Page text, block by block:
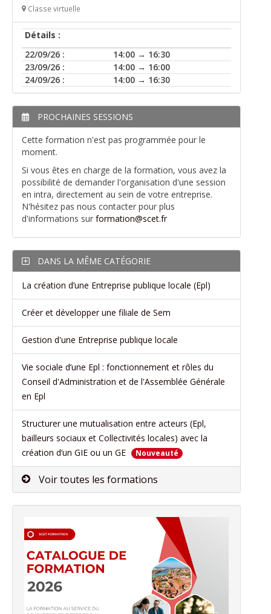
Classe virtuelle
Détails :
22/09/26 :
14:00 → 16:30
23/09/26 :
14:00 → 16:00
24/09/26 :
14:00 → 16:30
PROCHAINES SESSIONS
Cette formation n'est pas programmée pour le
moment.
Si vous êtes en charge de la formation, vous avez la
possibilité de demander l'organisation d'une session
en intra, directement au sein de votre entreprise.
N'hésitez pas nous contacter pour plus
d'informations sur formation@scet.fr
DANS LA MÊME CATÉGORIE
La création d’une Entreprise publique locale (Epl)
Créer et développer une filiale de Sem
Gestion d'une Entreprise publique locale
Vie sociale d’une Epl : fonctionnement et rôles du
Conseil d'Administration et de l'Assemblée Générale
en Epl
Structurer une mutualisation entre acteurs (Epl,
bailleurs sociaux et Collectivités locales) avec la
création d’un GIE ou un GE
Nouveauté
Voir toutes les formations